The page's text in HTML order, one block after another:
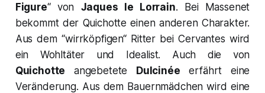
Figure“ von Jaques le Lorrain. Bei Massenet
bekommt der Quichotte einen anderen Charakter.
Aus dem “wirrköpfigen“ Ritter bei Cervantes wird
ein Wohltäter und Idealist. Auch die von
Quichotte angebetete Dulcinée erfährt eine
Veränderung. Aus dem Bauernmädchen wird eine